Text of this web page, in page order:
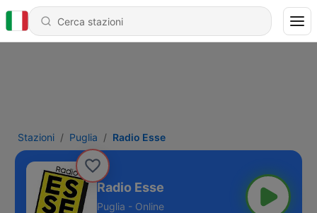
Stazioni Puglia Radio Esse
Radio Esse
Puglia - Online